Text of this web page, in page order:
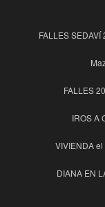
FALLES
FALLES
IROS A
VIVIENDA el
DIANA EN